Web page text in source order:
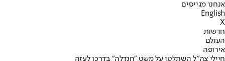
אנחנו מגייסים
English
X
חדשות
העולם
אירופה
חיילי צה"ל השתלטו על משט "חנדלה" בדרכו לעזה